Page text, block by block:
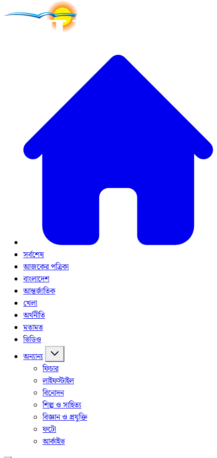
সর্বশেষ
আজকের পত্রিকা
বাংলাদেশ
আন্তর্জাতিক
খেলা
অর্থনীতি
মতামত
ভিডিও
অন্যান্য
ফিচার
লাইফস্টাইল
বিনোদন
শিল্প ও সাহিত্য
বিজ্ঞান ও প্রযুক্তি
ফটো
আর্কাইভ